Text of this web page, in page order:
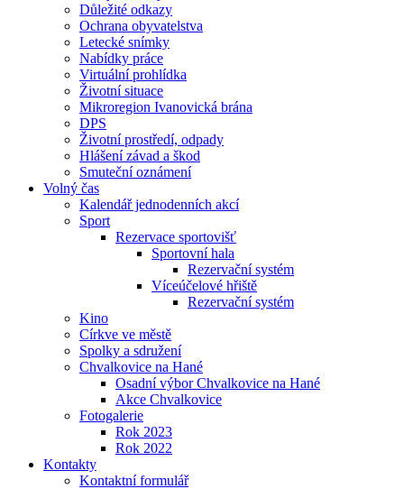
Důležité odkazy
Ochrana obyvatelstva
Letecké snímky
Nabídky práce
Virtuální prohlídka
Životní situace
Mikroregion Ivanovická brána
DPS
Životní prostředí, odpady
Hlášení závad a škod
Smuteční oznámení
Volný čas
Kalendář jednodenních akcí
Sport
Rezervace sportovišť
Sportovní hala
Rezervační systém
Víceúčelové hřiště
Rezervační systém
Kino
Církve ve městě
Spolky a sdružení
Chvalkovice na Hané
Osadní výbor Chvalkovice na Hané
Akce Chvalkovice
Fotogalerie
Rok 2023
Rok 2022
Kontakty
Kontaktní formulář